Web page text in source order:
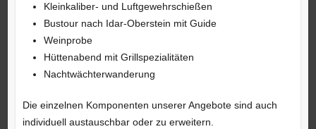
Kleinkaliber- und Luftgewehrschießen
Bustour nach Idar-Oberstein mit Guide
Weinprobe
Hüttenabend mit Grillspezialitäten
Nachtwächterwanderung
Die einzelnen Komponenten unserer Angebote sind auch
individuell austauschbar oder zu erweitern.